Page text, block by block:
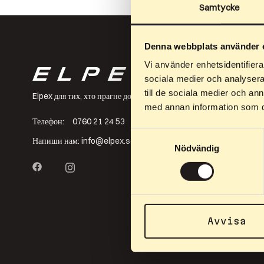
Samtycke
Denna webbplats använder
Vi använder
sociala medier och
till de sociala medier och
med annan information som
Nödvändig
Avvisa
Elpex для тих, хто прагне до еліти, але також для тих, хто
Телефон: 0760 21 24 53
Напиши нам: info@elpex.se